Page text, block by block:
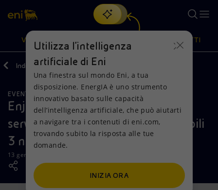
Cerca
scopri EnergIA, la nostra nuova soluzione di intelligenza
artificiale.
VISIONE
Visione
Mission e valori
Persone e Partnership
Net Zero
Azioni
Diversificazione energetica
Tecnologie per la transizione
Collaborazioni per l'innovazione
PRODOTTI
Prodotti
Casa
Imprese
Mobilità
Indietro Media News
EVENTI
Enjoy sempre più a supporto dei
servizi essenziali a Milano: disponibili
3 nuovi parcheggi
13 gennaio 2020 - 11:00 CET
Utilizza l'intelligenza
artificiale di Eni
Una finestra sul mondo Eni, a tua
disposizione. EnergIA è uno strumento
innovativo basato sulle capacità
dell’intelligenza artificiale, che può aiutarti
a navigare tra i contenuti di eni.com,
trovando subito la risposta alle tue
domande.
INIZIA ORA